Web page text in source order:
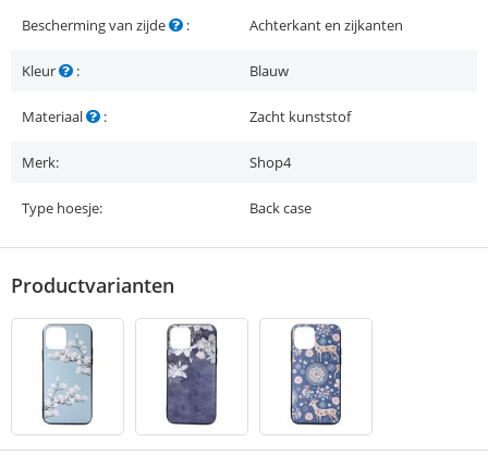
Bescherming van zijde : Achterkant en zijkanten
Kleur : Blauw
Materiaal : Zacht kunststof
Merk: Shop4
Type hoesje: Back case
Productvarianten